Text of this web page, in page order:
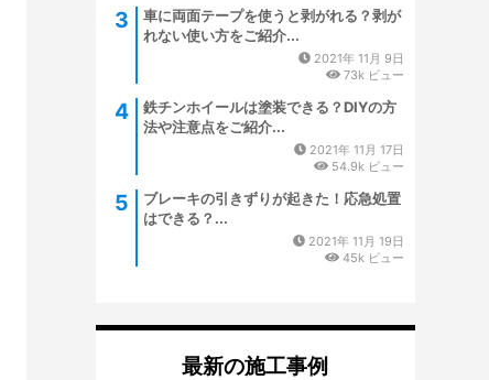
車に両面テープを使うと剥がれる？剥が
れない使い方をご紹介...
2021年 11月 9日
73k ビュー
鉄チンホイールは塗装できる？DIYの方
法や注意点をご紹介...
2021年 11月 17日
54.9k ビュー
ブレーキの引きずりが起きた！応急処置
はできる？...
2021年 11月 19日
45k ビュー
最新の施工事例